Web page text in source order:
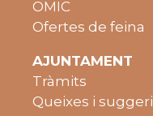
OMIC
Ofertes de feina
AJUNTAMENT
Tràmits
Queixes i